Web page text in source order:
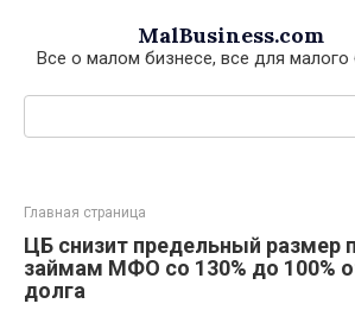
контенту
MalBusiness.com
Все о малом бизнесе, все для малого
Поиск:
Главная страница
ЦБ снизит предельный размер
займам МФО со 130% до 100%
долга